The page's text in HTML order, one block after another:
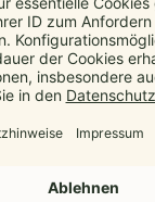
ab 3,5 kg bis 15 kg.
zur Ruhe.